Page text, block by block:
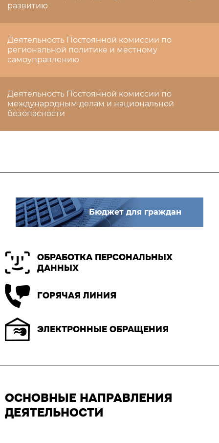
развитию
Деятельность Постоянной комиссии по
региональной политике и местному
самоуправлению
Деятельность Постоянной комиссии по
международным делам и национальной
безопасности
Бюджет для граждан
ОБРАБОТКА ПЕРСОНАЛЬНЫХ
ДАННЫХ
ГОРЯЧАЯ ЛИНИЯ
ЭЛЕКТРОННЫЕ ОБРАЩЕНИЯ
ОСНОВНЫЕ НАПРАВЛЕНИЯ
ДЕЯТЕЛЬНОСТИ